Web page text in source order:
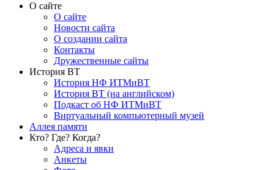
О сайте
О сайте
Новости сайта
О создании сайта
Контакты
Дружественные сайты
История ВТ
История НФ ИТМиВТ
История ВТ (на английском)
Подкаст об НФ ИТМиВТ
Виртуальный компьютерный музей
Аллея памяти
Кто? Где? Когда?
Адреса и явки
Анкеты